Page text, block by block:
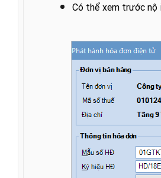
Có thể xem trước